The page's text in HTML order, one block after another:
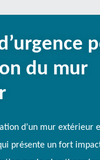
du mur
d’un mur extérieur
présente un fort